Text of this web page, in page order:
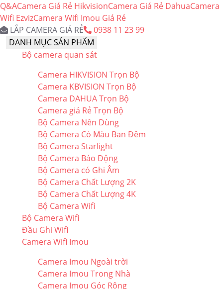
Q&ACamera Giá Rẻ HikvisionCamera Giá Rẻ DahuaCamera
Wifi EzvizCamera Wifi Imou Giá Rẻ
LẮP CAMERA GIÁ RẺ
0938 11 23 99
DANH MỤC SẢN PHẨM
Bộ camera quan sát
Camera HIKVISION Trọn Bộ
Camera KBVISION Trọn Bộ
Camera DAHUA Trọn Bộ
Camera giá Rẻ Trọn Bộ
Bộ Camera Nên Dùng
Bộ Camera Có Màu Ban Đêm
Bộ Camera Starlight
Bộ Camera Báo Động
Bộ Camera có Ghi Âm
Bộ Camera Chất Lượng 2K
Bộ Camera Chất Lượng 4K
Bộ Camera Wifi
Bộ Camera Wifi
Đầu Ghi Wifi
Camera Wifi Imou
Camera Imou Ngoài trời
Camera Imou Trong Nhà
Camera Imou Góc Rộng